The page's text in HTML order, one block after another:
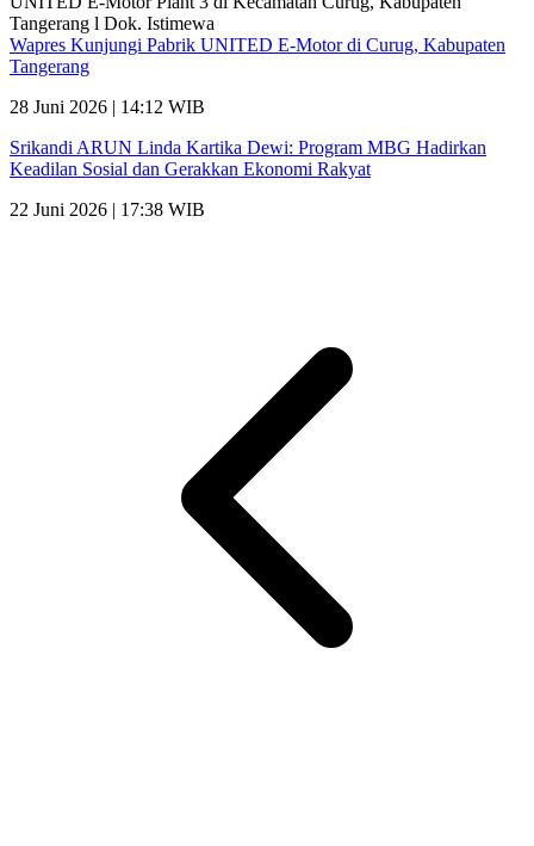
Wapres Kunjungi Pabrik UNITED E-Motor di Curug, Kabupaten
Tangerang
28 Juni 2026 | 14:12 WIB
Srikandi ARUN Linda Kartika Dewi: Program MBG Hadirkan
Keadilan Sosial dan Gerakkan Ekonomi Rakyat
22 Juni 2026 | 17:38 WIB